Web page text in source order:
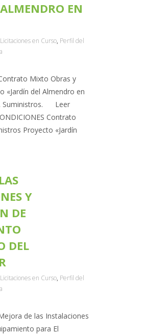
EN
Licitaciones en Curso, Perfil del
Mixto Obras y
«Jardín del Almendro en
Leer
Contrato
Proyecto «Jardín
Y
DE
DEL
Licitaciones en Curso, Perfil del
de las Instalaciones
para El